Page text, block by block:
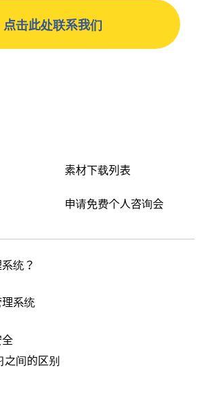
点击此处联系我们
申请免费个人咨询会
素材下载列表
统？
系统
间的区别